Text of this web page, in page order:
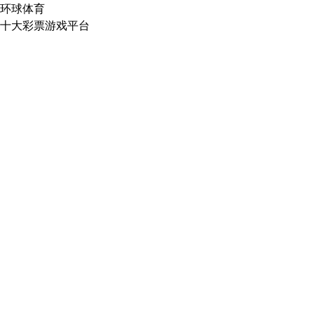
环球体育
十大彩票游戏平台